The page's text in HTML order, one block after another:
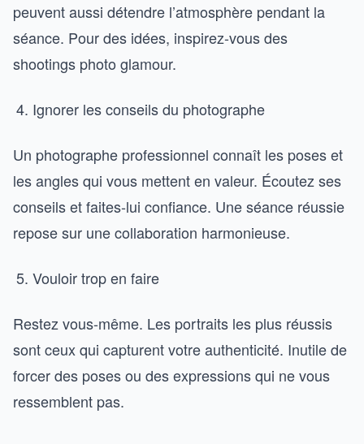
peuvent aussi détendre l’atmosphère pendant la
séance. Pour des idées, inspirez-vous des
shootings photo glamour.
Ignorer les conseils du photographe
Un photographe professionnel connaît les poses et
les angles qui vous mettent en valeur. Écoutez ses
conseils et faites-lui confiance. Une séance réussie
repose sur une collaboration harmonieuse.
Vouloir trop en faire
Restez vous-même. Les portraits les plus réussis
sont ceux qui capturent votre authenticité. Inutile de
forcer des poses ou des expressions qui ne vous
ressemblent pas.